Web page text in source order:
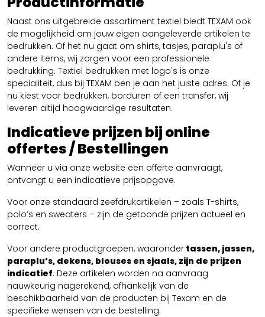
Naast ons uitgebreide assortiment textiel biedt TEXAM ook
de mogelijkheid om jouw eigen aangeleverde artikelen te
bedrukken. Of het nu gaat om shirts, tasjes, paraplu's of
andere items, wij zorgen voor een professionele
bedrukking. Textiel bedrukken met logo's is onze
specialiteit, dus bij TEXAM ben je aan het juiste adres. Of je
nu kiest voor bedrukken, borduren of een transfer, wij
leveren altijd hoogwaardige resultaten.
Indicatieve prijzen bij online
offertes / Bestellingen
Wanneer u via onze website een offerte aanvraagt,
ontvangt u een indicatieve prijsopgave.
Voor onze standaard zeefdrukartikelen – zoals T-shirts,
polo’s en sweaters – zijn de getoonde prijzen actueel en
correct.
Voor andere productgroepen, waaronder tassen, jassen,
paraplu’s, dekens, blouses en sjaals, zijn de prijzen
indicatief. Deze artikelen worden na aanvraag
nauwkeurig nagerekend, afhankelijk van de
beschikbaarheid van de producten bij Texam en de
specifieke wensen van de bestelling.